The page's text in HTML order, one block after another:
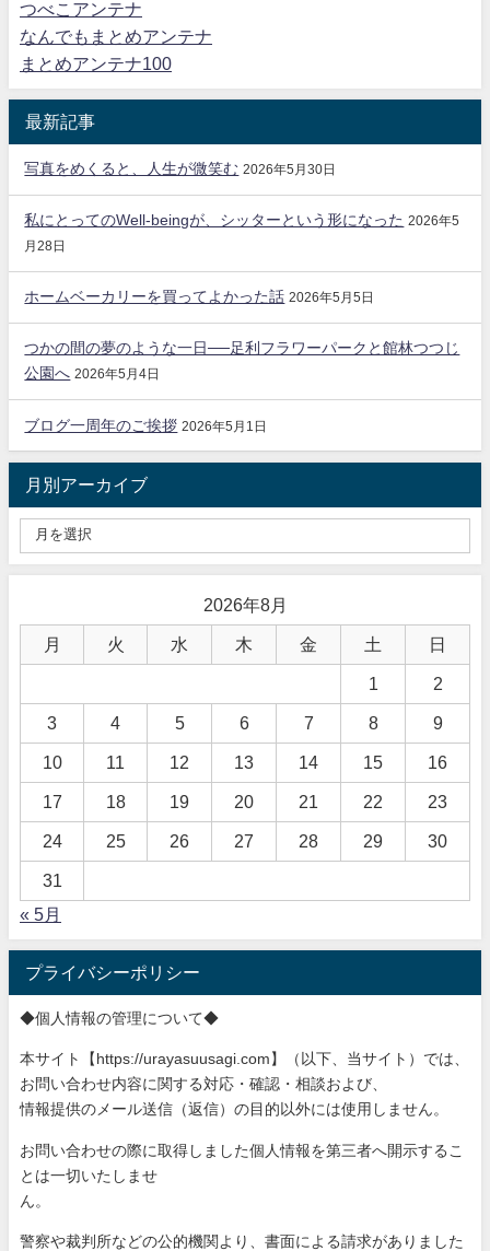
つべこアンテナ
なんでもまとめアンテナ
まとめアンテナ100
最新記事
写真をめくると、人生が微笑む 2026年5月30日
私にとってのWell-beingが、シッターという形になった 2026年5
月28日
ホームベーカリーを買ってよかった話 2026年5月5日
つかの間の夢のような一日──足利フラワーパークと館林つつじ
公園へ 2026年5月4日
ブログ一周年のご挨拶 2026年5月1日
月別アーカイブ
2026年8月
月 火 水 木 金 土 日
1 2
3 4 5 6 7 8 9
10 11 12 13 14 15 16
17 18 19 20 21 22 23
24 25 26 27 28 29 30
31
« 5月
プライバシーポリシー
◆個人情報の管理について◆
本サイト【https://urayasuusagi.com】（以下、当サイト）では、
お問い合わせ内容に関する対応・確認・相談および、
情報提供のメール送信（返信）の目的以外には使用しません。
お問い合わせの際に取得しました個人情報を第三者へ開示するこ
と は一切いたしませ
ん。
警察や裁判所などの公的機関より、書面による請求がありました